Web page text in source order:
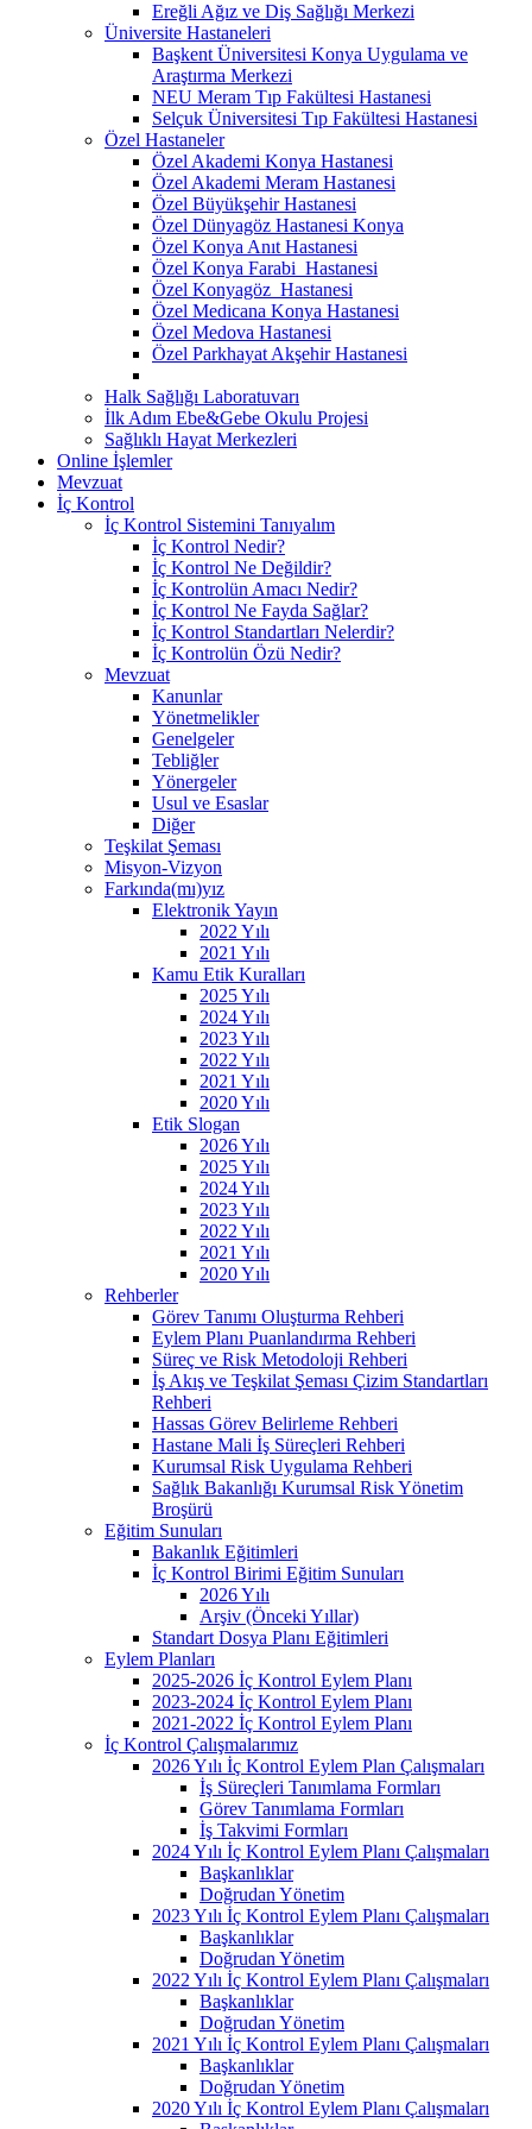
Ereğli Ağız ve Diş Sağlığı Merkezi
Üniversite Hastaneleri
Başkent Üniversitesi Konya Uygulama ve
Araştırma Merkezi
NEU Meram Tıp Fakültesi Hastanesi
Selçuk Üniversitesi Tıp Fakültesi Hastanesi
Özel Hastaneler
Özel Akademi Konya Hastanesi
Özel Akademi Meram Hastanesi
Özel Büyükşehir Hastanesi
Özel Dünyagöz Hastanesi Konya
Özel Konya Anıt Hastanesi
Özel Konya Farabi Hastanesi
Özel Konyagöz Hastanesi
Özel Medicana Konya Hastanesi
Özel Medova Hastanesi
Özel Parkhayat Akşehir Hastanesi
Halk Sağlığı Laboratuvarı
İlk Adım Ebe&Gebe Okulu Projesi
Sağlıklı Hayat Merkezleri
Online İşlemler
Mevzuat
İç Kontrol
İç Kontrol Sistemini Tanıyalım
İç Kontrol Nedir?
İç Kontrol Ne Değildir?
İç Kontrolün Amacı Nedir?
İç Kontrol Ne Fayda Sağlar?
İç Kontrol Standartları Nelerdir?
İç Kontrolün Özü Nedir?
Mevzuat
Kanunlar
Yönetmelikler
Genelgeler
Tebliğler
Yönergeler
Usul ve Esaslar
Diğer
Teşkilat Şeması
Misyon-Vizyon
Farkında(mı)yız
Elektronik Yayın
2022 Yılı
2021 Yılı
Kamu Etik Kuralları
2025 Yılı
2024 Yılı
2023 Yılı
2022 Yılı
2021 Yılı
2020 Yılı
Etik Slogan
2026 Yılı
2025 Yılı
2024 Yılı
2023 Yılı
2022 Yılı
2021 Yılı
2020 Yılı
Rehberler
Görev Tanımı Oluşturma Rehberi
Eylem Planı Puanlandırma Rehberi
Süreç ve Risk Metodoloji Rehberi
İş Akış ve Teşkilat Şeması Çizim Standartları
Rehberi
Hassas Görev Belirleme Rehberi
Hastane Mali İş Süreçleri Rehberi
Kurumsal Risk Uygulama Rehberi
Sağlık Bakanlığı Kurumsal Risk Yönetim
Broşürü
Eğitim Sunuları
Bakanlık Eğitimleri
İç Kontrol Birimi Eğitim Sunuları
2026 Yılı
Arşiv (Önceki Yıllar)
Standart Dosya Planı Eğitimleri
Eylem Planları
2025-2026 İç Kontrol Eylem Planı
2023-2024 İç Kontrol Eylem Planı
2021-2022 İç Kontrol Eylem Planı
İç Kontrol Çalışmalarımız
2026 Yılı İç Kontrol Eylem Plan Çalışmaları
İş Süreçleri Tanımlama Formları
Görev Tanımlama Formları
İş Takvimi Formları
2024 Yılı İç Kontrol Eylem Planı Çalışmaları
Başkanlıklar
Doğrudan Yönetim
2023 Yılı İç Kontrol Eylem Planı Çalışmaları
Başkanlıklar
Doğrudan Yönetim
2022 Yılı İç Kontrol Eylem Planı Çalışmaları
Başkanlıklar
Doğrudan Yönetim
2021 Yılı İç Kontrol Eylem Planı Çalışmaları
Başkanlıklar
Doğrudan Yönetim
2020 Yılı İç Kontrol Eylem Planı Çalışmaları